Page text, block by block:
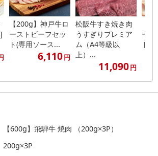
【200g】神戸牛ロ
ーストビーフセッ
ト(専用ソース...
6,110円
松阪牛すき焼き肉
うすぎりプレミア
ム（A4等級以
上）...
11,090円
ー
ト(
【600g】飛騨牛 焼肉 （200g×3P）
200g×3P